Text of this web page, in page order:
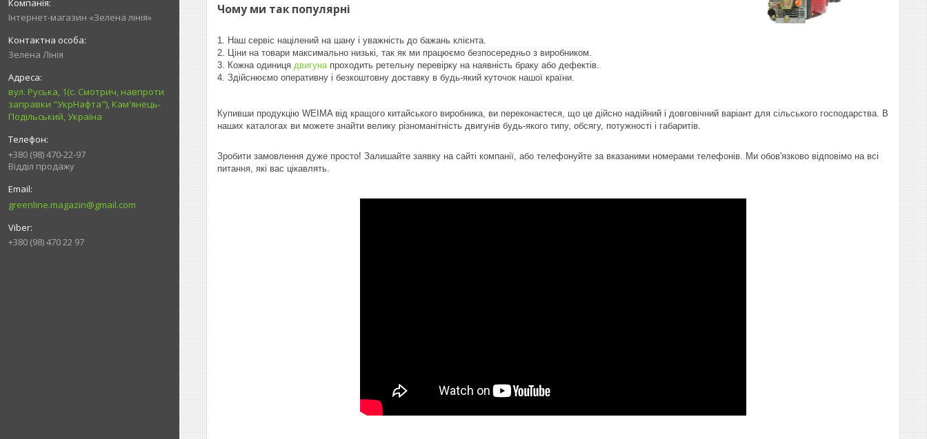
Інтернет-магазин «Зелена лінія»
Зелена Лінія
вул. Руська, 1(с. Смотрич, навпроти
заправки "УкрНафта"), Кам'янець-
Подільський, Україна
+380 (98) 470-22-97
Відділ продажу
greenline.magazin@gmail.com
+380 (98) 470 22 97
Чому ми так популярні
1. Наш сервіс націлений на шану і уважність до бажань клієнта.
2. Ціни на товари максимально низькі, так як ми працюємо безпосередньо з виробником.
3. Кожна одиниця двигуна проходить ретельну перевірку на наявність браку або дефектів.
4. Здійснюємо оперативну і безкоштовну доставку в будь-який куточок нашої країни.
Купивши продукцію WEIMA від кращого китайського виробника, ви переконаєтеся, що це дійсно надійний і довговічний варіант для сільського господарства. В
наших каталогах ви можете знайти велику різноманітність двигунів будь-якого типу, обсягу, потужності і габаритів.
Зробити замовлення дуже просто! Залишайте заявку на сайті компанії, або телефонуйте за вказаними номерами телефонів. Ми обов'язково відповімо на всі
питання, які вас цікавлять.